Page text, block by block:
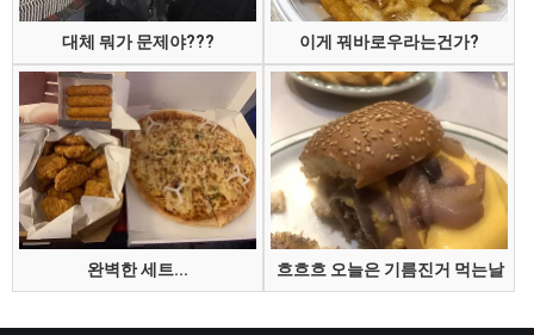
대체 뭐가 문제야??? 이게 꿔바로우라는건가?
완벽한 세트... 흐흐흐 오늘은 기름진거 먹는날